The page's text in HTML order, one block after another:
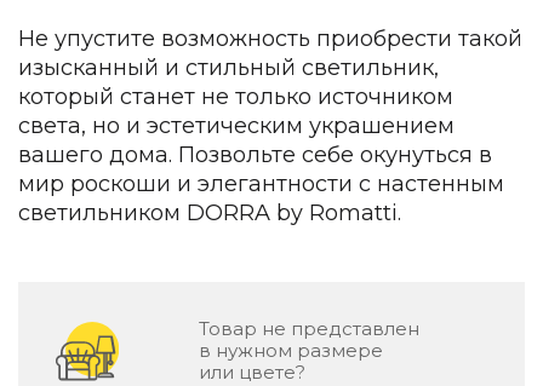
Террасные и фасадные системы
Биоклиматические перголы
Камень
Изделия из натурального мрамора и камня
Светящийся камень
Подбор, производство и комплектация по вашему
Не упустите возможность приобрести такой
изысканный и стильный светильник,
который станет не только источником
света, но и эстетическим украшением
вашего дома. Позвольте себе окунуться в
мир роскоши и элегантности с настенным
светильником DORRA by Romatti.
Товар не представлен
в нужном размере
или цвете?